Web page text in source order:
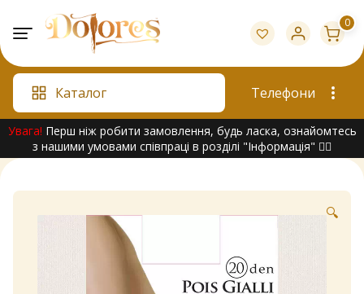
content
0
Каталог Телефони
Увага! Перш ніж робити замовлення, будь ласка, ознайомтесь
з нашими умовами співпраці в розділі "Інформація" 👇🏻
🔍